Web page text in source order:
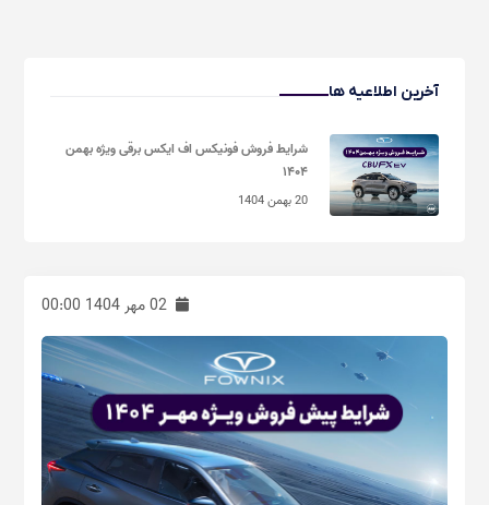
آخرین اطلاعیه ها
شرایط فروش فونیکس اف ایکس برقی ویژه بهمن
۱۴۰۴
20 بهمن 1404